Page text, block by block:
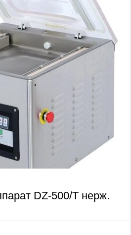
DZ-500/T нерж.